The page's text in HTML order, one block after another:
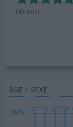
(49 avis)
ÂGE + SEXE